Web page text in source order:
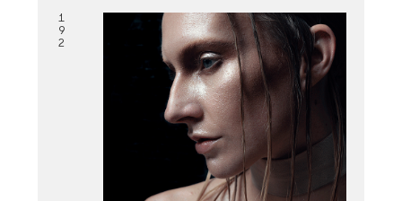
1
9
2